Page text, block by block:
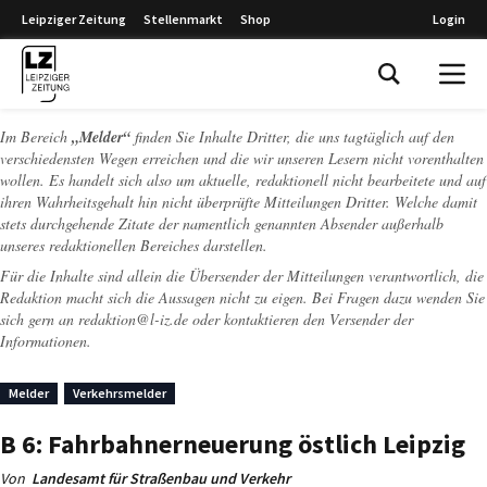
Leipziger Zeitung Stellenmarkt Shop Login
Im Bereich „Melder“ finden Sie Inhalte Dritter, die uns tagtäglich auf den
verschiedensten Wegen erreichen und die wir unseren Lesern nicht vorenthalten
wollen. Es handelt sich also um aktuelle, redaktionell nicht bearbeitete und auf
ihren Wahrheitsgehalt hin nicht überprüfte Mitteilungen Dritter. Welche damit
stets durchgehende Zitate der namentlich genannten Absender außerhalb
unseres redaktionellen Bereiches darstellen.
Für die Inhalte sind allein die Übersender der Mitteilungen verantwortlich, die
Redaktion macht sich die Aussagen nicht zu eigen. Bei Fragen dazu wenden Sie
sich gern an redaktion@l-iz.de oder kontaktieren den Versender der
Informationen.
Melder Verkehrsmelder
B 6: Fahrbahnerneuerung östlich Leipzig
Von Landesamt für Straßenbau und Verkehr